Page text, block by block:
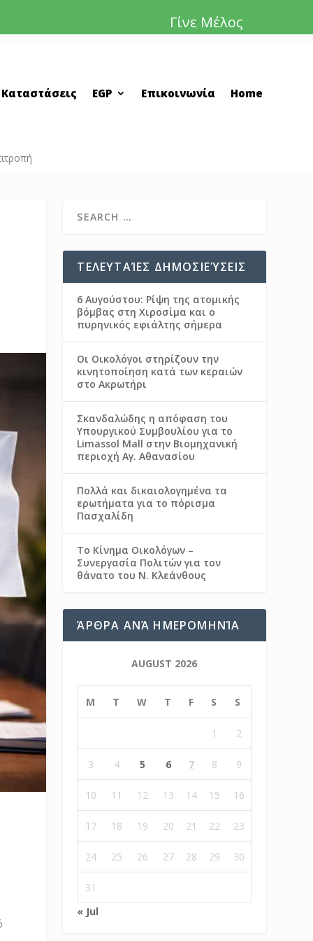
Γίνε Μέλος
EGP Επικοινωνία Home
ΤΕΛΕΥΤΑΊΕΣ ΔΗΜΟΣΙΕΎΣΕΙΣ
6 Αυγούστου: Ρίψη της ατομικής
βόμβας στη Χιροσίμα και ο
πυρηνικός εφιάλτης σήμερα
Οι Οικολόγοι στηρίζουν την
κινητοποίηση κατά των κεραιών
στο Ακρωτήρι
Σκανδαλώδης η απόφαση του
Υπουργικού Συμβουλίου για το
Limassol Mall στην Βιομηχανική
περιοχή Αγ. Αθανασίου
Πολλά και δικαιολογημένα τα
ερωτήματα για το πόρισμα
Πασχαλίδη
Το Κίνημα Οικολόγων –
Συνεργασία Πολιτών για τον
θάνατο του Ν. Κλεάνθους
ΆΡΘΡΑ ΑΝΆ ΗΜΕΡΟΜΗΝΊΑ
AUGUST 2026
M T W T F S S
1 2
3 4 5 6 7 8 9
10 11 12 13 14 15 16
17 18 19 20 21 22 23
24 25 26 27 28 29 30
31
« Jul